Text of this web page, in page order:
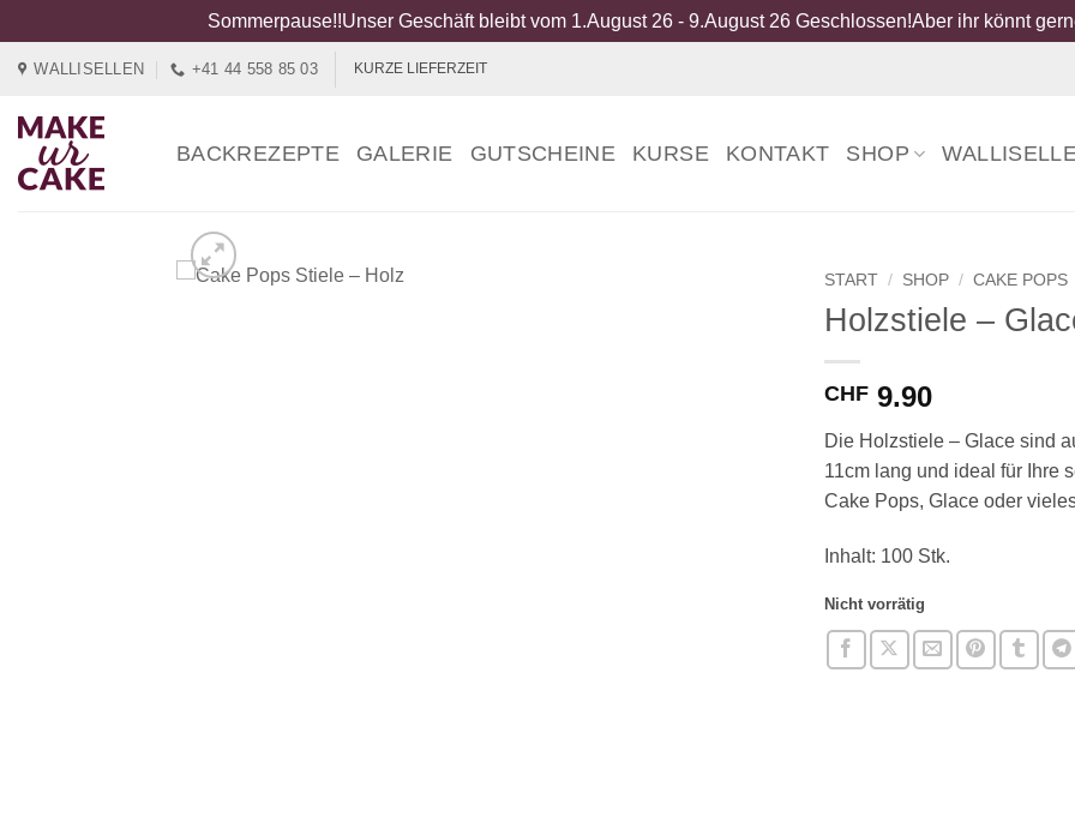
Sommerpause!!Unser Geschäft bleibt vom 1.August 26 - 9.August 26 Geschlossen!Aber ihr könnt
springen
WALLISELLEN +41 44 558 85 03 KURZE LIEFERZEIT
BACKREZEPTE GALERIE GUTSCHEINE KURSE KONTAKT SHOP
START / SHOP / CAKE POPS
Holzstiele –
CHF 9.90
Die Holzstiele – Glace sind
11cm lang und ideal für Ihre
Cake Pops, Glace oder
Inhalt: 100 Stk.
Nicht vorrätig